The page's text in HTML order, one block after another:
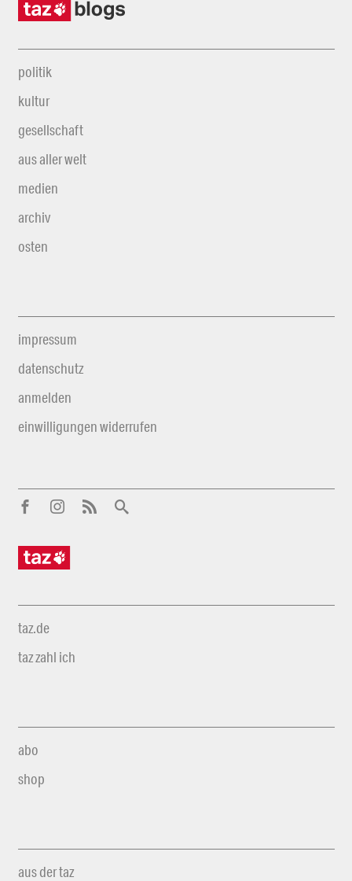
politik
kultur
gesellschaft
aus aller welt
medien
archiv
osten
impressum
datenschutz
anmelden
einwilligungen widerrufen
taz.de
taz zahl ich
abo
shop
aus der taz